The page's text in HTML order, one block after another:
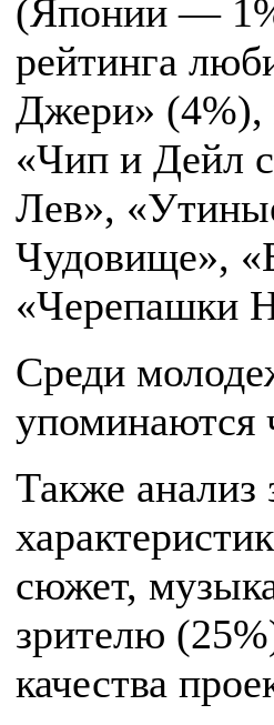
(Японии —
рейтинга
Джери»
«Чип и Дейл
Лев»,
Чудовище»,
«Черепашки
Среди
упоминаются
Также анализ
сюжет,
зрителю
качества